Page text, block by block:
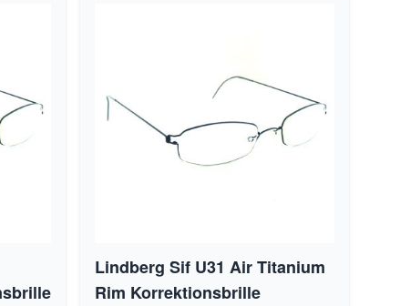
Lindberg Sif U31 Air Titanium
Rim Korrektionsbrille